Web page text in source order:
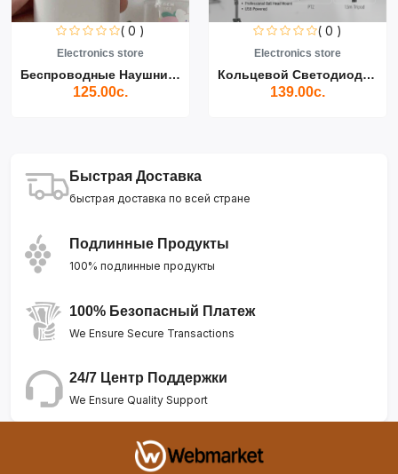
( 0 )
Electronics store
Беспроводные Наушники Air...
125.00с.
( 0 )
Electronics store
Кольцевой Светодиодный Св...
139.00с.
Быстрая Доставка
быстрая доставка по всей стране
Подлинные Продукты
100% подлинные продукты
100% Безопасный Платеж
We Ensure Secure Transactions
24/7 Центр Поддержки
We Ensure Quality Support